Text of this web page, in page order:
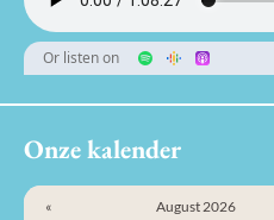
Or listen on
Onze kalender
« August 2026